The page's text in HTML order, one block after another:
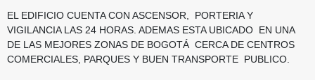
EL EDIFICIO CUENTA CON ASCENSOR, PORTERIA Y
VIGILANCIA LAS 24 HORAS. ADEMAS ESTA UBICADO EN UNA
DE LAS MEJORES ZONAS DE BOGOTÁ CERCA DE CENTROS
COMERCIALES, PARQUES Y BUEN TRANSPORTE PUBLICO.